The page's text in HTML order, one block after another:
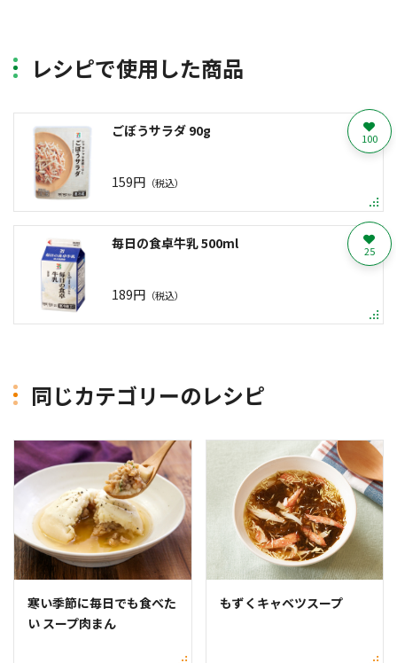
レシピで使用した商品
ごぼうサラダ 90g
159円 （税込）
100
毎日の食卓牛乳 500ml
189円 （税込）
25
同じカテゴリーのレシピ
寒い季節に毎日でも食べた
い スープ肉まん
もずくキャベツスープ